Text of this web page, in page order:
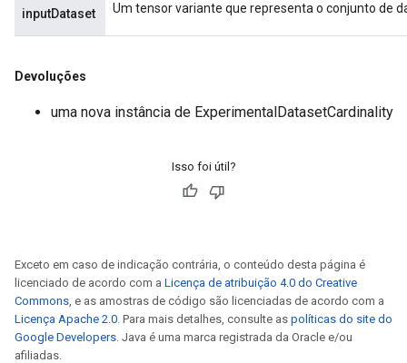
inputDataset Um tensor variante que representa o conjunto de
Devoluções
uma nova instância de ExperimentalDatasetCardinality
Isso foi útil?
Exceto em caso de indicação contrária, o conteúdo desta página é
licenciado de acordo com a Licença de atribuição 4.0 do Creative
Commons, e as amostras de código são licenciadas de acordo com a
Licença Apache 2.0. Para mais detalhes, consulte as políticas do site do
Google Developers. Java é uma marca registrada da Oracle e/ou
afiliadas.